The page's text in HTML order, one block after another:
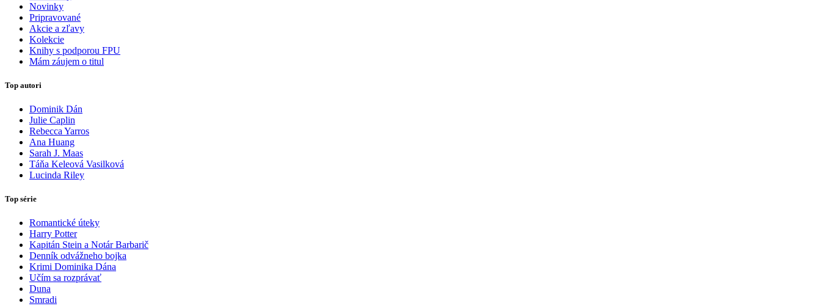
Novinky
Pripravované
Akcie a zľavy
Kolekcie
Knihy s podporou FPU
Mám záujem o titul
Top autori
Dominik Dán
Julie Caplin
Rebecca Yarros
Ana Huang
Sarah J. Maas
Táňa Keleová Vasilková
Lucinda Riley
Top série
Romantické úteky
Harry Potter
Kapitán Stein a Notár Barbarič
Denník odvážneho bojka
Krimi Dominika Dána
Učím sa rozprávať
Duna
Smradi